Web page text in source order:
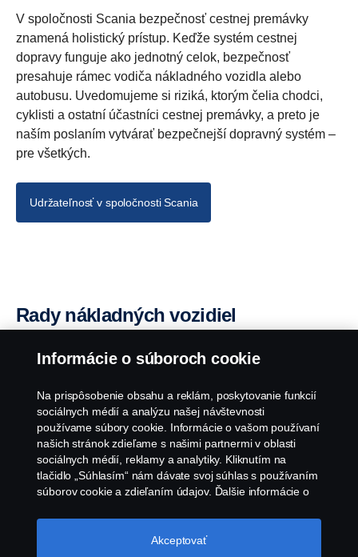
V spoločnosti Scania bezpečnosť cestnej premávky
znamená holistický prístup. Keďže systém cestnej
dopravy funguje ako jednotný celok, bezpečnosť
presahuje rámec vodiča nákladného vozidla alebo
autobusu. Uvedomujeme si riziká, ktorým čelia chodci,
cyklisti a ostatní účastníci cestnej premávky, a preto je
naším poslaním vytvárať bezpečnejší dopravný systém –
pre všetkých.
Udržateľnosť v spoločnosti Scania
Rady nákladných vozidiel
Vozidlá Scania radu L s nízkopodlažnou
kabínou sú účelovo navrhnuté do
mestského prostredia. Nízkopodlažná
kabína a maximalizovaný výhľad z okna a
dverí zvyšujú bezpečnosť v mestskej
prevádzke.
Informácie o súboroch cookie
Na prispôsobenie obsahu a reklám, poskytovanie funkcií
sociálnych médií a analýzu našej návštevnosti
používame súbory cookie. Informácie o vašom používaní
našich stránok zdieľame s našimi partnermi v oblasti
sociálnych médií, reklamy a analytiky. Kliknutím na
tlačidlo „Súhlasím“ nám dávate svoj súhlas s používaním
súborov cookie a zdieľaním údajov. Ďalšie informácie o
o súboroch cookie, ktorú nájdete kliknutím na odkaz za
týmto textom. Svoje súbory cookie môžete spravovať tiež
Akceptovať